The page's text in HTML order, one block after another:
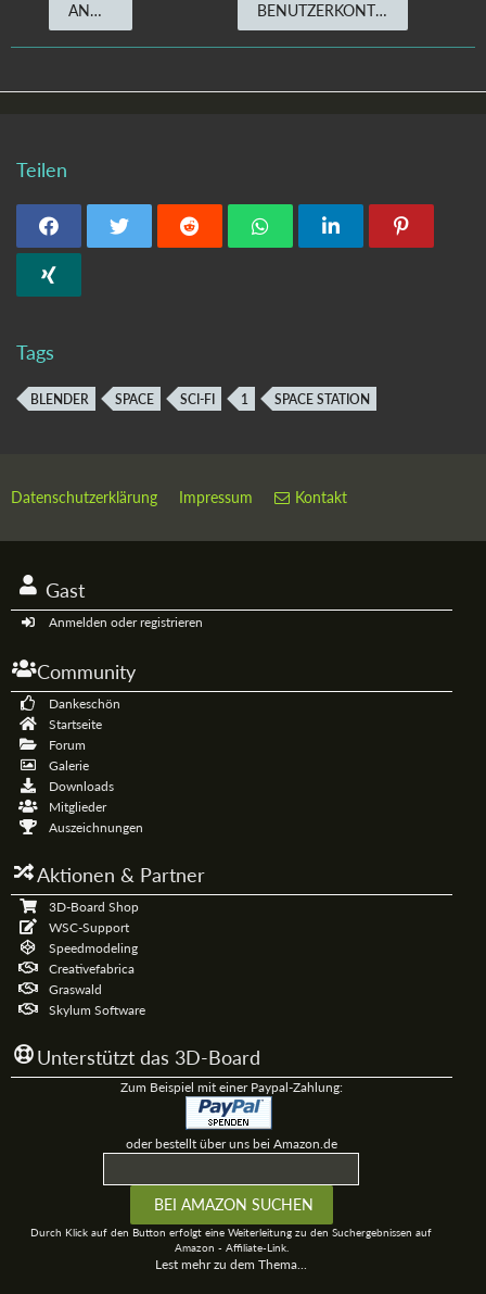
ANMELDEN BENUTZERKONTO ERSTELLEN
Teilen
Tags
BLENDER SPACE SCI-FI 1 SPACE STATION
Datenschutzerklärung Impressum Kontakt
Gast
Anmelden oder registrieren
Community
Dankeschön
Startseite
Forum
Galerie
Downloads
Mitglieder
Auszeichnungen
Aktionen & Partner
3D-Board Shop
WSC-Support
Speedmodeling
Creativefabrica
Graswald
Skylum Software
Unterstützt das 3D-Board
Zum Beispiel mit einer Paypal-Zahlung:
oder bestellt über uns bei Amazon.de
Durch Klick auf den Button erfolgt eine Weiterleitung zu den Suchergebnissen auf
Amazon - Affiliate-Link.
Lest mehr zu dem Thema...